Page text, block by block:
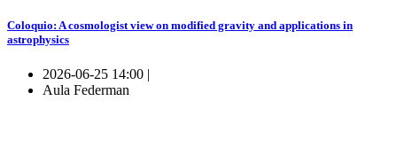
Coloquio: A cosmologist view on modified gravity and applications in
astrophysics
2026-06-25 14:00 |
Aula Federman